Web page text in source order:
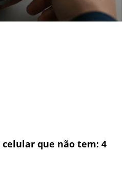
celular que não tem: 4